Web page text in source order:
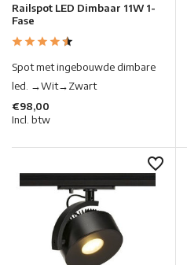
Railspot LED Dimbaar 11W 1-
Fase
Spot met ingebouwde dimbare
led. →Wit→Zwart
€98,00
Incl. btw